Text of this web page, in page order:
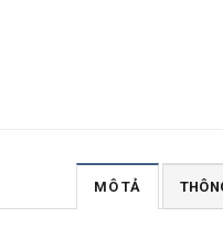
MÔ TẢ